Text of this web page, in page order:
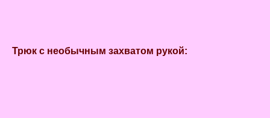
Трюк с необычным захватом рукой: